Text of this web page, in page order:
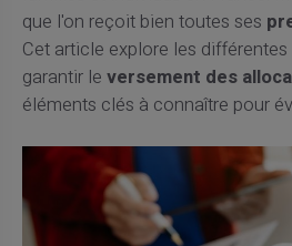
que l'on reçoit bien toutes ses
Cet article explore les
garantir le versement des
éléments clés à connaître pour